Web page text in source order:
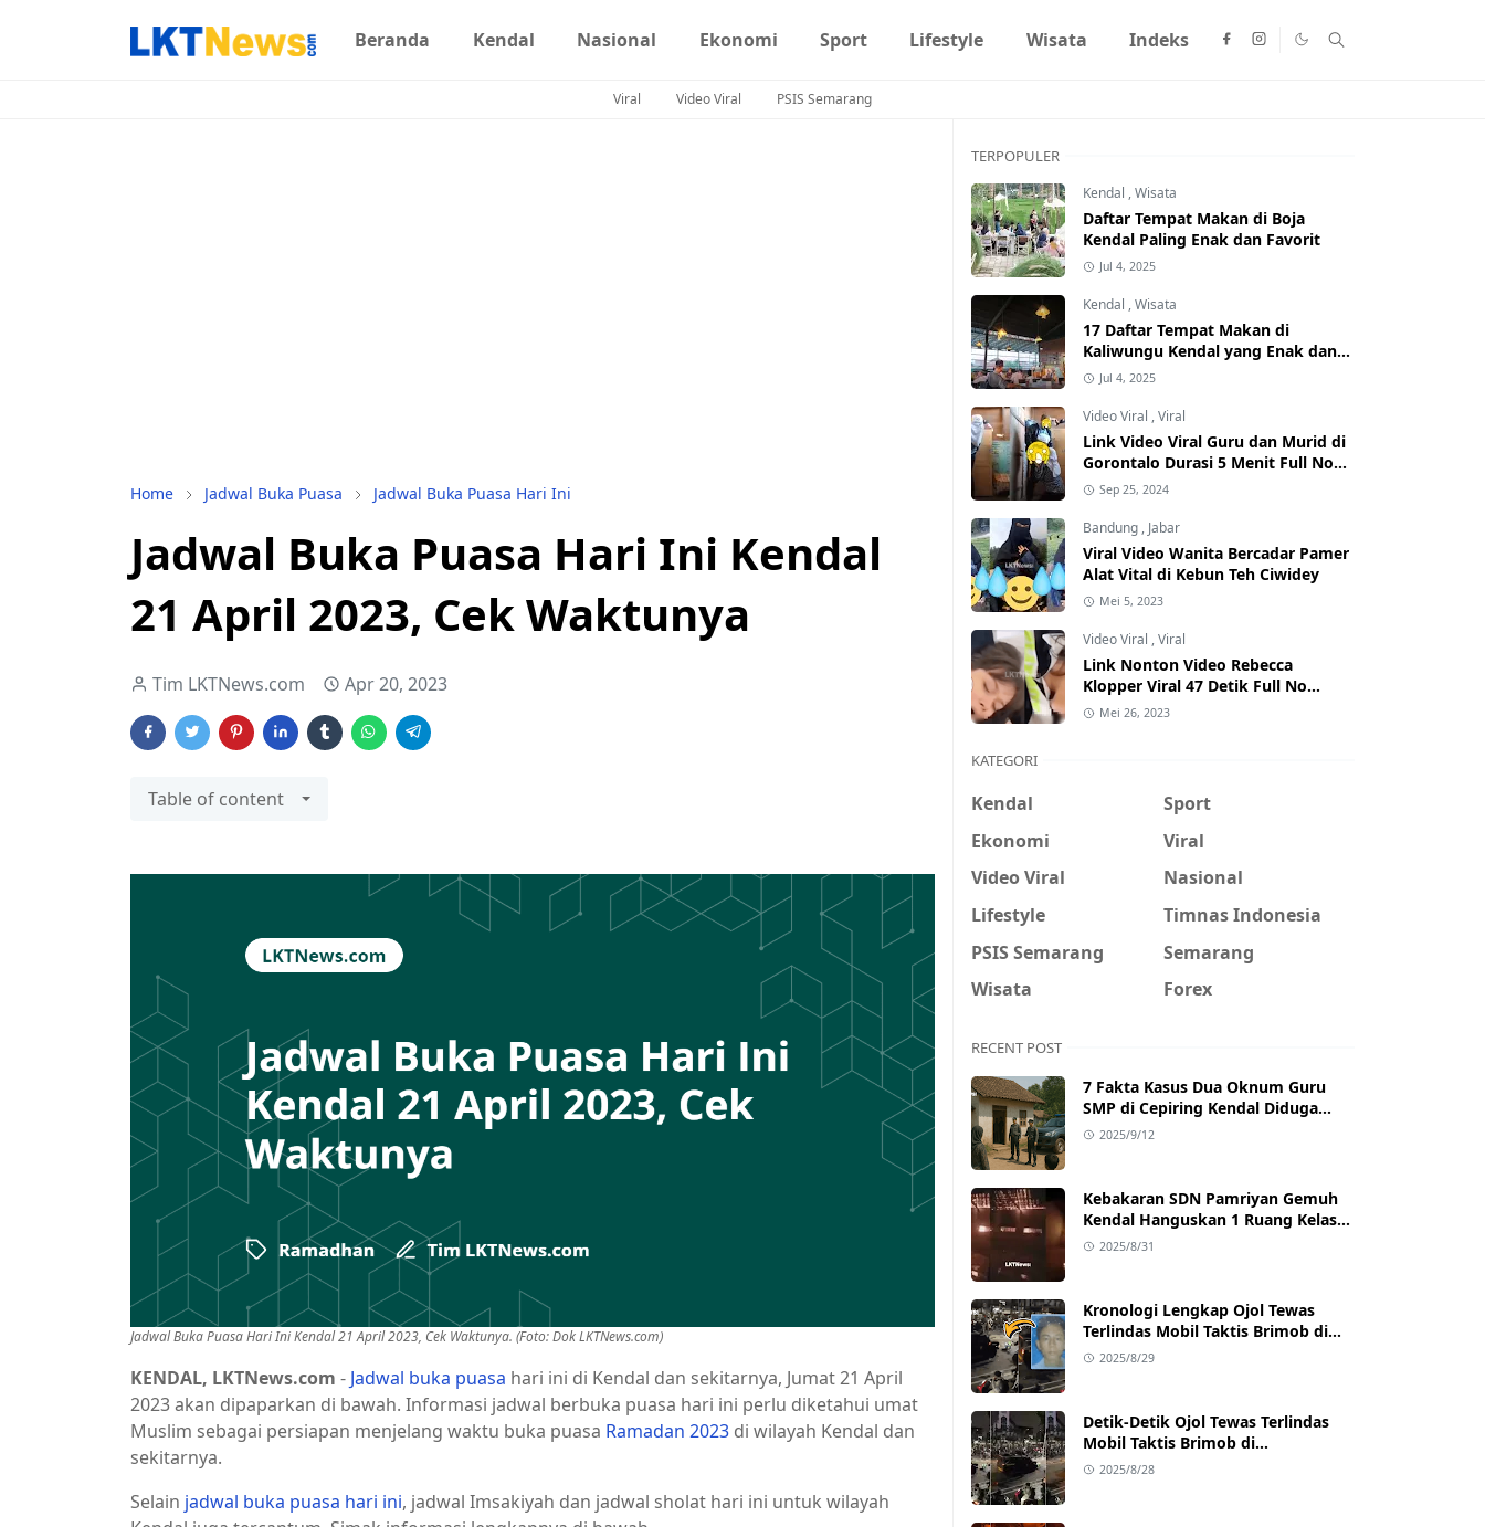
Beranda Kendal Nasional Ekonomi Sport Lifestyle Wisata Indeks
Viral Video Viral PSIS Semarang
Home Jadwal Buka Puasa Jadwal Buka Puasa Hari Ini
Jadwal Buka Puasa Hari Ini Kendal
21 April 2023, Cek Waktunya
Tim LKTNews.com Apr 20, 2023
Table of content
Jadwal Buka Puasa Hari Ini Kendal 21 April 2023, Cek Waktunya. (Foto: Dok LKTNews.com)
KENDAL, LKTNews.com - Jadwal buka puasa hari ini di Kendal dan sekitarnya, Jumat 21 April
2023 akan dipaparkan di bawah. Informasi jadwal berbuka puasa hari ini perlu diketahui umat
Muslim sebagai persiapan menjelang waktu buka puasa Ramadan 2023 di wilayah Kendal dan
sekitarnya.
Selain jadwal buka puasa hari ini, jadwal Imsakiyah dan jadwal sholat hari ini untuk wilayah
TERPOPULER
Kendal ,Wisata
Daftar Tempat Makan di Boja
Kendal Paling Enak dan Favorit
Jul 4, 2025
Kendal ,Wisata
17 Daftar Tempat Makan di
Kaliwungu Kendal yang Enak dan
Populer
Jul 4, 2025
Video Viral ,Viral
Link Video Viral Guru dan Murid di
Gorontalo Durasi 5 Menit Full No
Sensor Bertebaran di Internet,
Hati-Hati Phising!
Sep 25, 2024
Bandung , Jabar
Viral Video Wanita Bercadar Pamer
Alat Vital di Kebun Teh Ciwidey
Mei 5, 2023
Video Viral ,Viral
Link Nonton Video Rebecca
Klopper Viral 47 Detik Full No
Sensor Bertebaran di Internet,
Mei 26, 2023
KATEGORI
Kendal
Sport
Ekonomi
Viral
Video Viral
Nasional
Lifestyle
Timnas Indonesia
PSIS Semarang
Semarang
Wisata
Forex
RECENT POST
7 Fakta Kasus Dua Oknum Guru
SMP di Cepiring Kendal Diduga
Berselingkuh: Kronologi,
2025/9/12
Kebakaran SDN Pamriyan Gemuh
Kendal Hanguskan 1 Ruang Kelas
dan Toilet
2025/8/31
Kronologi Lengkap Ojol Tewas
Terlindas Mobil Taktis Brimob di
Pejompongan, Ternyata Sedang
2025/8/29
Detik-Detik Ojol Tewas Terlindas
Mobil Taktis Brimob di
Pejompongan, Viral di Medsos
2025/8/28